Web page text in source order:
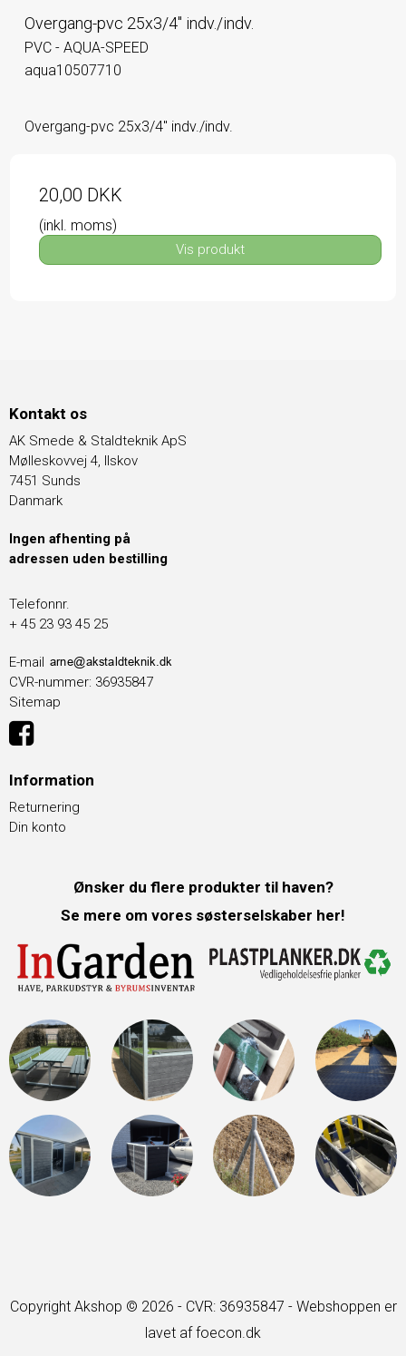
Overgang-pvc 25x3/4" indv./indv.
PVC - AQUA-SPEED
aqua10507710
Overgang-pvc 25x3/4" indv./indv.
20,00 DKK
(inkl. moms)
Vis produkt
Kontakt os
AK Smede & Staldteknik ApS
Mølleskovvej 4, Ilskov
7451 Sunds
Danmark
Ingen afhenting på
adressen uden bestilling
Telefonnr.
+ 45 23 93 45 25
E-mail
CVR-nummer: 36935847
Sitemap
Information
Returnering
Din konto
Ønsker du flere produkter til haven?
Se mere om vores søsterselskaber her!
Copyright Akshop © 2026 - CVR: 36935847 - Webshoppen er
lavet af foecon.dk